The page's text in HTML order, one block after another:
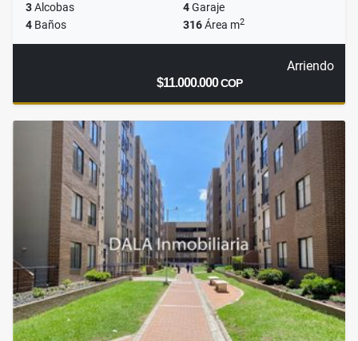
3Alcobas 4Garaje
4 Baños 316Área m2
Arriendo
$11.000.000COP